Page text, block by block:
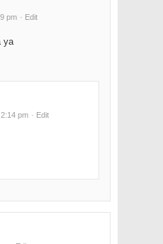
pm · Edit
ya
pm · Edit